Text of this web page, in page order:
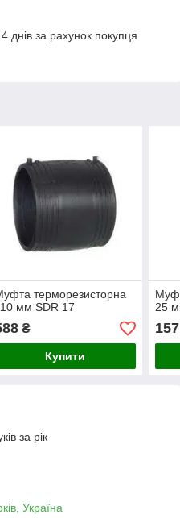
днів за рахунок покупця
терморезисторна
мм SDR 17
₴
Купити
25
157
за рік
Україна